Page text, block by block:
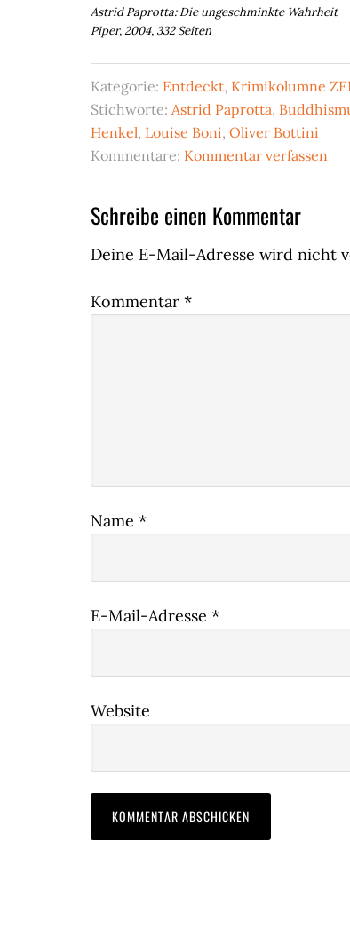
Astrid Paprotta: Die ungeschminkte Wahrheit
Piper, 2004, 332 Seiten
Kategorie: Entdeckt, Krimikolumne
Stichworte: Astrid Paprotta,
Henkel, Louise Bonì, Oliver Bottini
Kommentare: Kommentar verfassen
Leser-
Interaktionen
Schreibe einen Kommentar
Deine E-Mail-Adresse wird nicht
Kommentar *
Name *
E-Mail-Adresse *
Website